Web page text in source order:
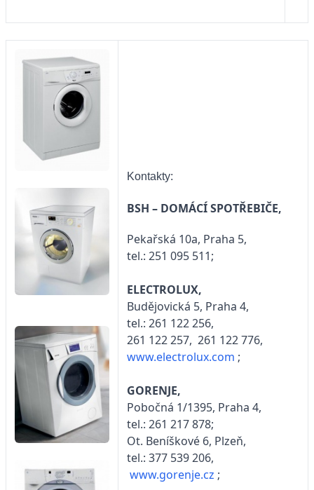
Kontakty:
BSH – DOMÁCÍ SPOTŘEBIČE,
Pekařská 10a, Praha 5,
tel.: 251 095 511;
ELECTROLUX,
Budějovická 5, Praha 4,
tel.: 261 122 256,
261 122 257, 261 122 776,
www.electrolux.com ;
GORENJE,
Pobočná 1/1395, Praha 4,
tel.: 261 217 878;
Ot. Beníškové 6, Plzeň,
tel.: 377 539 206,
www.gorenje.cz ;